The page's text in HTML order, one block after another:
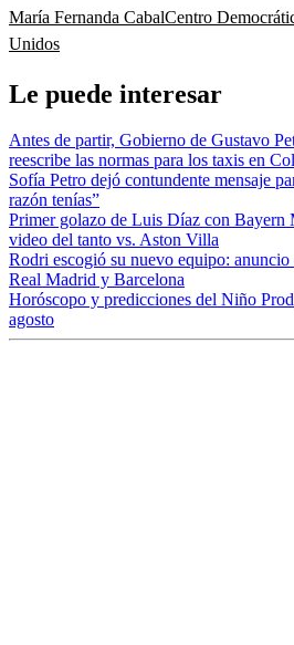
María Fernanda CabalCentro
Unidos
Le puede interesar
Antes de partir, Gobierno de Gustavo
reescribe las normas para los taxis en
Sofía Petro dejó contundente mensaje
razón tenías”
Primer golazo de Luis Díaz con Bayern
video del tanto vs. Aston Villa
Rodri escogió su nuevo equipo:
Real Madrid y Barcelona
Horóscopo y predicciones del Niño
agosto